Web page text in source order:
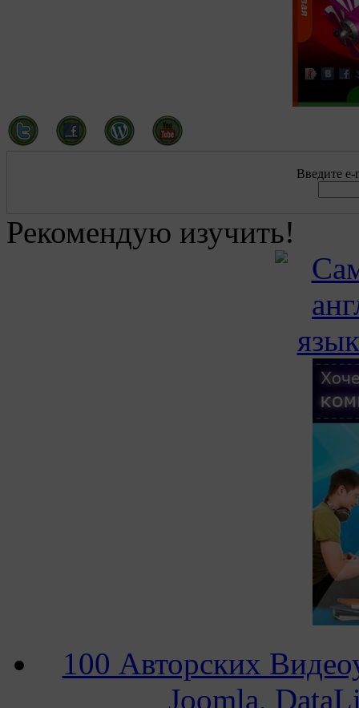
Введите e-
Рекомендую изучить!
100 Авторских
Joomla,